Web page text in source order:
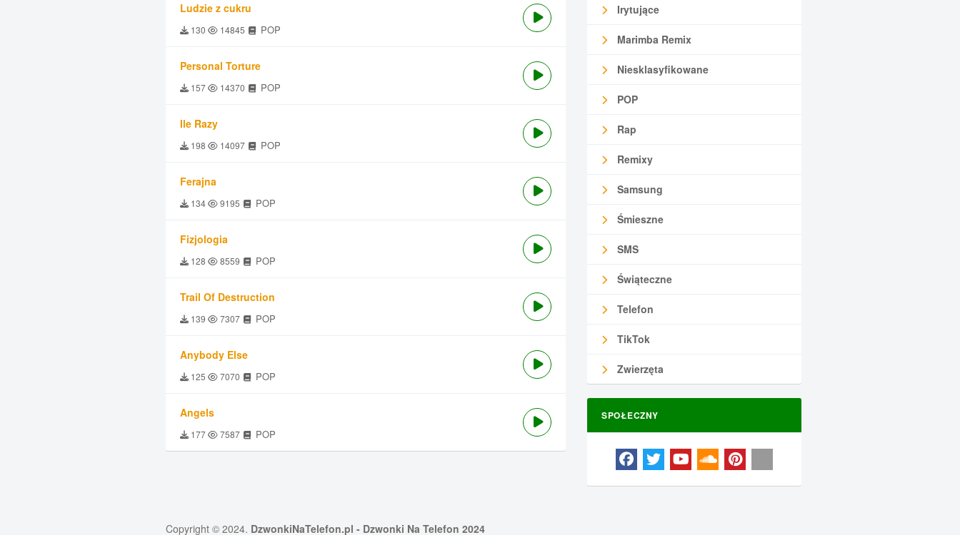
Irytujące
Marimba Remix
Niesklasyfikowane
POP
Rap
Remixy
Samsung
Śmieszne
SMS
Świąteczne
Telefon
TikTok
Zwierzęta
SPOŁECZNY
Ludzie z cukru
130 14845 POP
Personal Torture
157 14370 POP
Ile Razy
198 14097 POP
Ferajna
134 9195 POP
Fizjologia
128 8559 POP
Trail Of Destruction
139 7307 POP
Anybody Else
125 7070 POP
Angels
177 7587 POP
Copyright © 2024. DzwonkiNaTelefon.pl - Dzwonki Na Telefon 2024